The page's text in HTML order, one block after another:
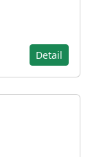
Detail